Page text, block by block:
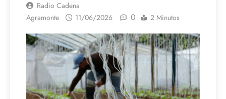
Radio Cadena
Agramonte
11/06/2026 0 2 Minutos